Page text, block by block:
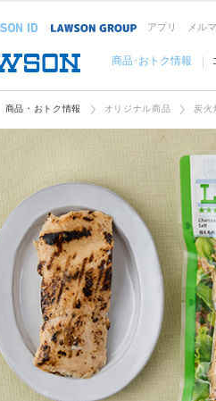
アプリ メル
商品･おトク情報
商品・おトク情報 オリジナル商品 炭